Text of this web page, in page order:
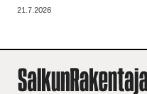
21.7.2026